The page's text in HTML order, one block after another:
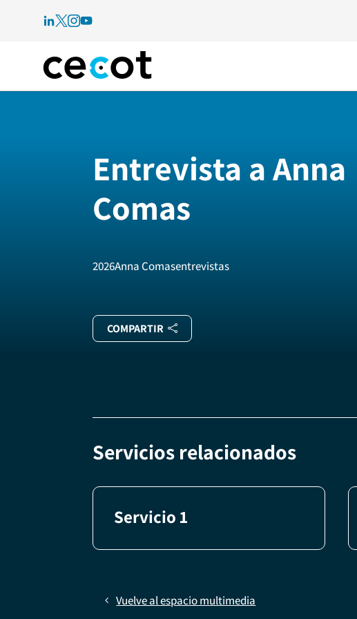
Entrevista a Anna
Comas
2026Anna Comasentrevistas
COMPARTIR
Servicios relacionados
Servicio 1
Vuelve al espacio multimedia